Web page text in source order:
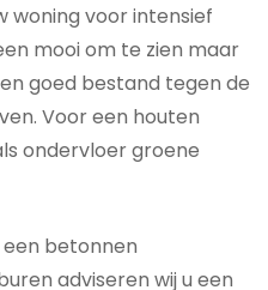
woning voor intensief
mooi om te zien maar
goed bestand tegen de
Voor een houten
ondervloer groene
betonnen
adviseren wij u een